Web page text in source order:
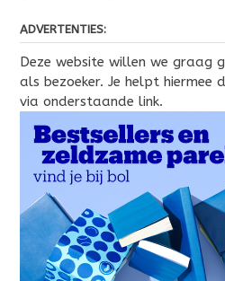
ADVERTENTIES:
Deze website willen we graag
als bezoeker. Je helpt hiermee
via onderstaande link.